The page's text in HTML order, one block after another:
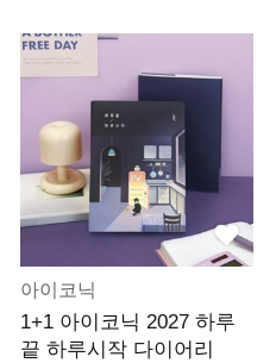
아이코닉
1+1 아이코닉 2027 하루
끝 하루시작 다이어리